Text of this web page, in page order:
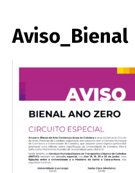
Aviso_Bienal